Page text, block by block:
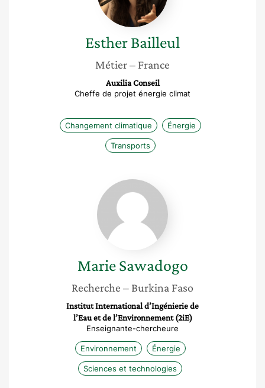
EstherBailleul
Métier– France
Auxilia Conseil
Cheffe de projet énergie climat
Changement climatique Énergie
Transports
Marie
Sawadogo
Marie Sawadogo
Recherche – Burkina Faso
Institut International d’Ingénierie de
l’Eau et de l’Environnement (2iE)
Enseignante-chercheure
Environnement Énergie
Sciences et technologies